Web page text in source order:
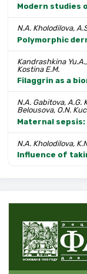
Modern
N.A. Kholodilova,
Polymorphic
Kandrashkina
Kostina E.M.
Filaggrin as a
N.A. Gabitova, A.G.
Belousova, O.N.
Maternal
N.A. Kholodilova,
Influence of